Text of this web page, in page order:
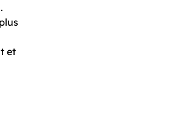
et